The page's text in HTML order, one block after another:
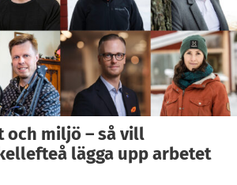
och miljö – så vill
lägga upp arbetet